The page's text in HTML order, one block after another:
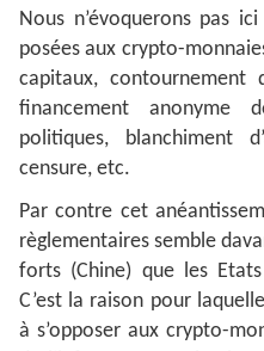
Nous n’évoquerons pas
posées aux crypto-
capitaux, contournement
financement
politiques, blanchiment
censure, etc.
Par contre cet
règlementaires semble
forts (Chine) que les
C’est la raison pour
à s’opposer aux crypto-